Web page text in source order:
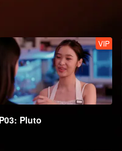
VIP
Pluto